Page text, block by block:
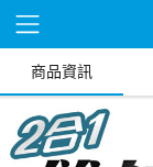
商品資訊